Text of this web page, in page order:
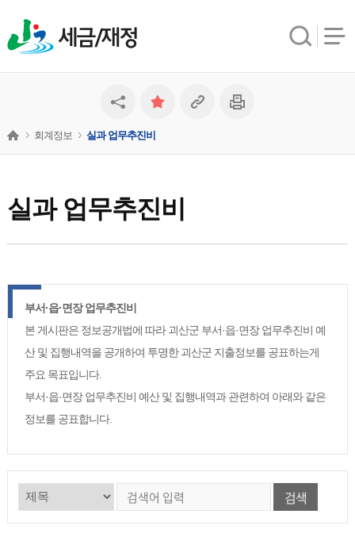
세금/재정
실과 업무추진비
회계정보 실과 업무추진비
부서·읍·면장 업무추진비
본 게시판은 정보공개법에 따라 괴산군 부서·읍·면장 업무추진비 예
산 및 집행내역을 공개하여 투명한 괴산군 지출정보를 공표하는게
주요 목표입니다.
부서·읍·면장 업무추진비 예산 및 집행내역과 관련하여 아래와 같은
정보를 공표합니다.
검색